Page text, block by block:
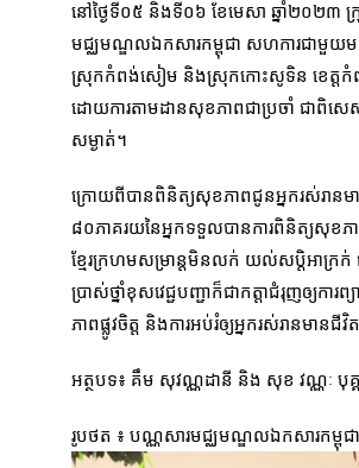
នៅថ្ងៃទី០៥ និងទី០៦ ខែមេសា ឆ្នាំ២០២៣ ក្រុ
មជ្ឈមណ្ឌលឯកសារកម្ពុជា សហការជាមួយម
ស្រុកកំពង់សៀម និងស្រុកកោះសូទិន ខេត្តកំព
ដោយការតាមដានសុខភាពជាប្រចាំ ជាពិស
សម្ងាត់។
ក្រោយពីបានពិនិត្យសុខភាពជូនអ្នករស់រាន
៨០ភាគរយនៃអ្នកទទួលបានការពិនិត្យសុខភ
ខ្មែរក្រហមសម្រាន្តមិនលក់ យល់សប្តិអាក្រក់
ប្រាស់ថ្នាំខុសវេជ្ជបញ្ជាក៏ជាកត្តាជំរុញឲ្យ
ភាពផ្លូវចិត្ត និងការអប់រំឲ្យអ្នករស់រានម
អត្ថបទ៖ គឹម សុវណ្ណដានី និង សុខ វណ្ណៈ បុ
រូបថត ៖ បណ្ណសារមជ្ឈមណ្ឌលឯកសារកម្ពុជា